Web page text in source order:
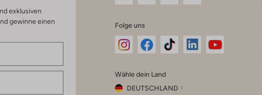
exklusiven
gewinne einen
Folge uns
Instagram
Facebook
TikTok
Wähle dein Land
DEUTSCHLAND